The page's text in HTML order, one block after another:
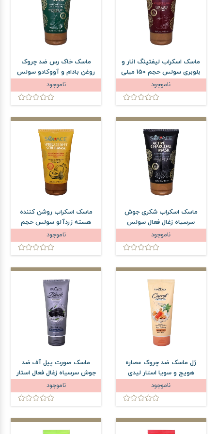
ماسک اسکراب لیفتینگ انار و
بلوبری سولس حجم 150 میلی
لیتر
ناموجود
ماسک خاک رس ضد چروک
روغن بادام و آووکادو سولس
ناموجود
ماسک اسکراب شکری جوش
سرسیاه زغال فعال سولس
ناموجود
ماسک اسکراب روشن کننده
هسته زردآلو سولس حجم
150 میلی لیترناموجود
ژل ماسک ضد چروک عصاره
هویج و سویا استار لیدی
ناموجود
ماسک صورت پیل آف ضد
جوش سرسیاه زغال فعال استار
لیدی حجم 175 میلی لیترناموجود